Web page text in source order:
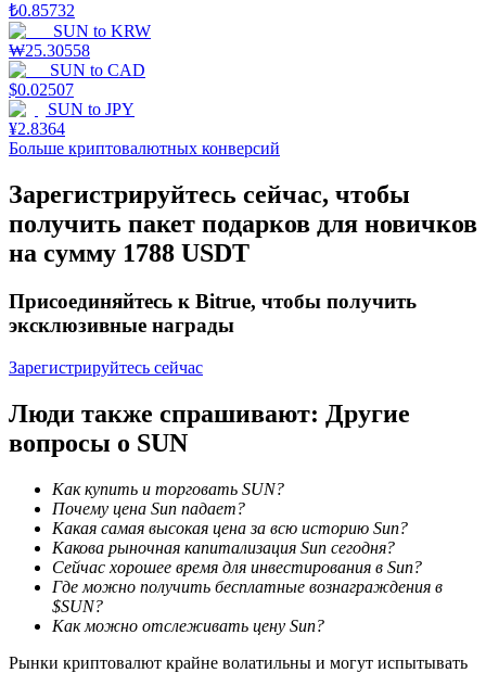
Launchpool
Гибкая ставка для заработка популярных токенов
Блокировки BTR
Эксклюзивные инвестиции для владельцев BTR
Кредиты
Сервис заимствований, обеспеченных криптовалютой
₺0.85732
SUN to KRW
₩25.30558
SUN to CAD
$0.02507
SUN to JPY
¥2.8364
Больше криптовалютных конверсий
Зарегистрируйтесь сейчас, чтобы
получить пакет подарков для новичков
на сумму 1788 USDT
Присоединяйтесь к Bitrue, чтобы получить
эксклюзивные награды
Зарегистрируйтесь сейчас
Люди также спрашивают: Другие
вопросы о SUN
Как купить и торговать SUN?
Почему цена Sun падает?
Какая самая высокая цена за всю историю Sun?
Какова рыночная капитализация Sun сегодня?
Сейчас хорошее время для инвестирования в Sun?
Где можно получить бесплатные вознаграждения в
$SUN?
Как можно отслеживать цену Sun?
Рынки криптовалют крайне волатильны и могут испытывать